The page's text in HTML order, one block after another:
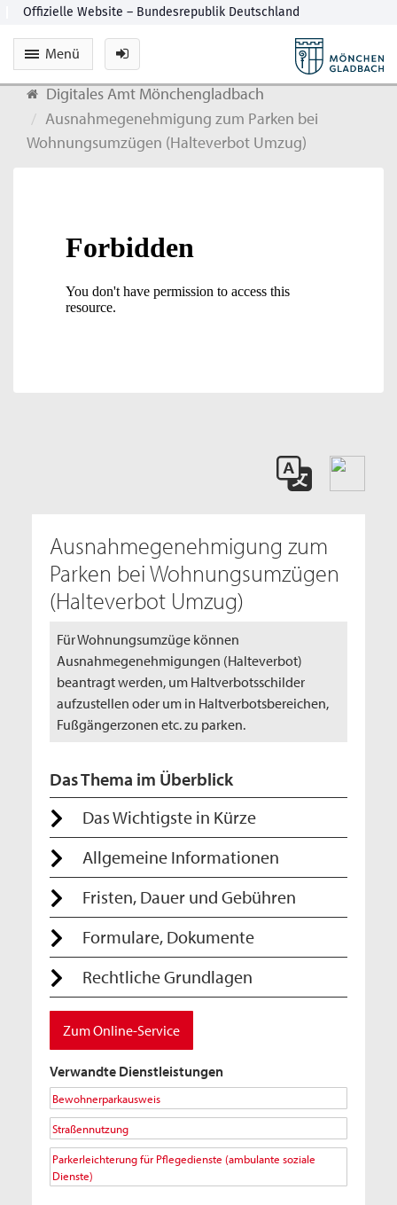
Menü
Digitales Amt Mönchengladbach
Ausnahmegenehmigung zum Parken bei
Wohnungsumzügen (Halteverbot Umzug)
Ausnahmegenehmigung zum
Parken bei Wohnungsumzügen
(Halteverbot Umzug)
Für Wohnungsumzüge können
Ausnahmegenehmigungen (Halteverbot)
beantragt werden, um Haltverbotsschilder
aufzustellen oder um in Haltverbotsbereichen,
Fußgängerzonen etc. zu parken.
Das Thema im Überblick
Das Wichtigste in Kürze
Allgemeine Informationen
Fristen, Dauer und Gebühren
Formulare, Dokumente
Rechtliche Grundlagen
Zum Online-Service
Verwandte Dienstleistungen
Bewohnerparkausweis
Straßennutzung
Parkerleichterung für Pflegedienste (ambulante soziale
Dienste)